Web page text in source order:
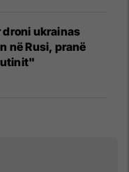
droni ukrainas
në Rusi, pranë